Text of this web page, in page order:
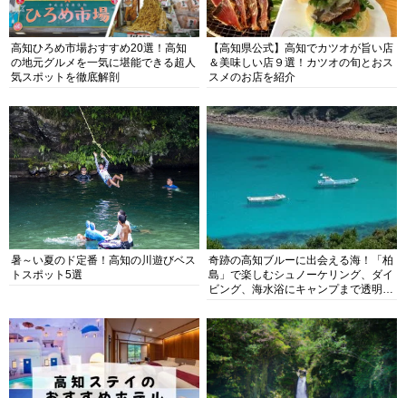
高知ひろめ市場おすすめ20選！高知
の地元グルメを一気に堪能できる超人
気スポットを徹底解剖
【高知県公式】高知でカツオが旨い店
＆美味しい店９選！カツオの旬とおス
スメのお店を紹介
暑～い夏のド定番！高知の川遊びベス
トスポット5選
奇跡の高知ブルーに出会える海！「柏
島」で楽しむシュノーケリング、ダイ
ビング、海水浴にキャンプまで透明度